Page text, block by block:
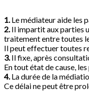
1.Le médiateur aide les
2.Il impartit aux parties
traitement entre toutes
Il peut effectuer toutes
3.Il fixe, après
En tout état de cause,
4.La durée de la
Ce délai ne peut être